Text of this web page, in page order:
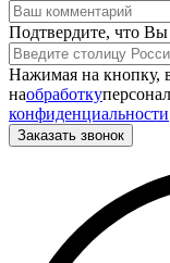
Подтвердите, что Вы
Нажимая на кнопку,
наобработку
конфиденциальности
Заказать звонок